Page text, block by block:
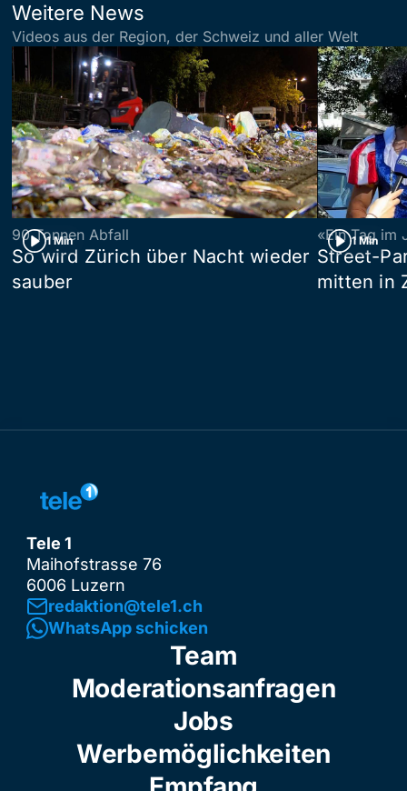
Weitere News
Videos aus der Region, der Schweiz und aller Welt
1 Min
90 Tonnen Abfall
So wird Zürich über Nacht wieder
sauber
1 Min
«Ein Tag im
Street-
mitten in
Tele 1
Maihofstrasse 76
6006 Luzern
redaktion@tele1.ch
WhatsApp schicken
Team
Moderationsanfragen
Jobs
Werbemöglichkeiten